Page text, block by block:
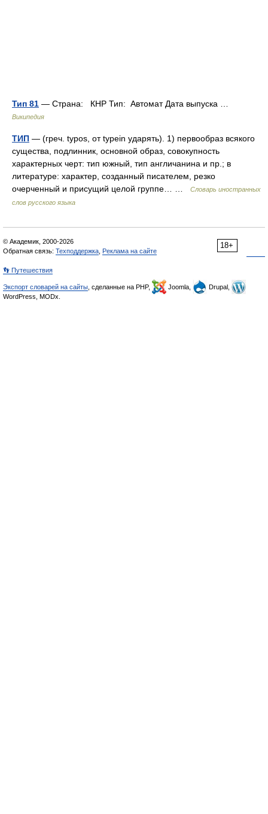
Тип 81 — Страна: КНР Тип: Автомат Дата выпуска …
Википедия
ТИП — (греч. typos, от typein ударять). 1) первообраз всякого
существа, подлинник, основной образ, совокупность
характерных черт: тип южный, тип англичанина и пр.; в
литературе: характер, созданный писателем, резко
очерченный и присущий целой группе… …
Словарь иностранных
слов русского языка
18+
© Академик, 2000-2026
Обратная связь: Техподдержка Реклама на сайте
👣 Путешествия
Экспорт словарей на сайты , сделанные на PHP, Joomla,
Drupal,
WordPress, MODx.